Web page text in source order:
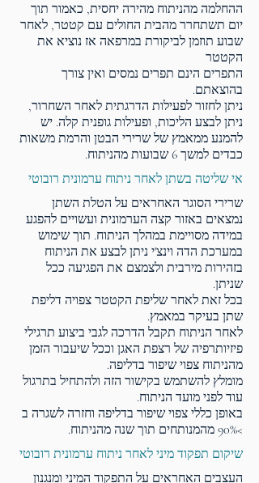
ההחלמה מהניתוח מהירה יחסית, כאמור תוך
יום תשתחרר מהבית החולים עם קטטר, לאחר
שבוע תוזמן לביקורת במרפאה אז נוציא את
הקטטר
התפרים הינם תפרים נמסים ואין צורך
בהוצאתם.
ניתן לחזור לפעילות הדרגתית לאחר השחרור,
ניתן לבצע הליכות, ופעילות גופנית קלה. יש
להמנע ממאמץ של שרירי הבטן והרמת משאות
כבדים למשך 6 שבועות מהניתוח.
אי שליטה בשתן לאחר ניתוח ערמונית רובוטי
שרירי הסוגר האחראים על הטלת השתן
נמצאים באזור קצה הערמונית ועשויים להפגע
במידה מסויימת במהלך הניתוח. תוך שימוש
במערכת הדה וינצ'י ניתן לבצע את הניתוח
בזהירות מירבית ולצמצם את הפגיעה ככל
שניתן.
בכל זאת לאחר שליפת הקטטר צפויה דליפת
שתן בעיקר במאמץ.
לאחר הניתוח תקבל הדרכה לגבי ביצוע תרגילי
פיזיותרפיה של רצפת האגן וככל שיעבור הזמן
מהניתוח צפוי שיפור בדליפה.
מומלץ להשתמש בקישור הזה ולהתחיל בתרגול
עוד לפני מועד הניתוח.
באופן כללי צפוי שיפור בדליפה וחזרה לשגרה ב
>90% מהמנותחים תוך שנה מהניתוח.
שיקום תפקוד מיני לאחר ניתוח ערמונית רובוטי
העצבים האחראים על התפקוד המיני ומנגנון